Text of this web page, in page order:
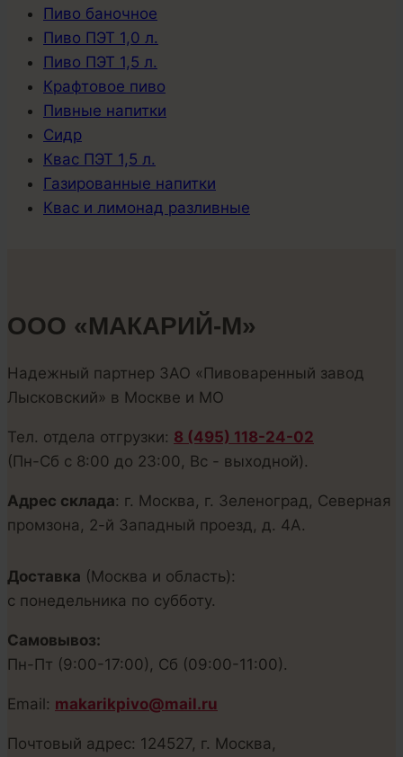
Пиво баночное
Пиво ПЭТ 1,0 л.
Пиво ПЭТ 1,5 л.
Крафтовое пиво
Пивные напитки
Сидр
Квас ПЭТ 1,5 л.
Газированные напитки
Квас и лимонад разливные
ООО «МАКАРИЙ-М»
Надежный партнер ЗАО «Пивоваренный завод
Лысковский» в Москве и МО
Тел. отдела отгрузки: 8 (495) 118-24-02
(Пн-Сб с 8:00 до 23:00, Вс - выходной).
Адрес склада: г. Москва, г. Зеленоград, Северная
промзона, 2-й Западный проезд, д. 4А.
Доставка (Москва и область):
с понедельника по субботу.
Самовывоз:
Пн-Пт (9:00-17:00), Сб (09:00-11:00).
Email: makarikpivo@mail.ru
Почтовый адрес: 124527, г. Москва,